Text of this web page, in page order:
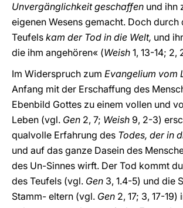
Unvergänglichkeit geschaffen und ihn
eigenen Wesens gemacht. Doch durch
Teufels kam der Tod in die Welt, und
die ihm angehören« (Weish 1, 13-14; 2,
Im Widerspruch zum Evangelium vom
Anfang mit der Erschaffung des
Ebenbild Gottes zu einem vollen und
Leben (vgl. Gen 2, 7; Weish 9, 2-3)
qualvolle Erfahrung des Todes, der in
und auf das ganze Dasein des
des Un-Sinnes wirft. Der Tod kommt
des Teufels (vgl. Gen 3, 1.4-5) und die
Stamm- eltern (vgl. Gen 2, 17; 3, 17-